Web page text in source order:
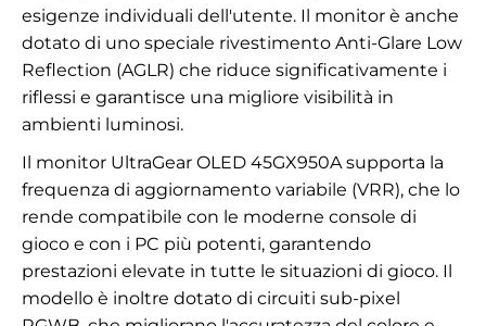
esigenze individuali dell'utente. Il monitor è anche
dotato di uno speciale rivestimento Anti-Glare Low
Reflection (AGLR) che riduce significativamente i
riflessi e garantisce una migliore visibilità in
ambienti luminosi.
Il monitor UltraGear OLED 45GX950A supporta la
frequenza di aggiornamento variabile (VRR), che lo
rende compatibile con le moderne console di
gioco e con i PC più potenti, garantendo
prestazioni elevate in tutte le situazioni di gioco. Il
modello è inoltre dotato di circuiti sub-pixel